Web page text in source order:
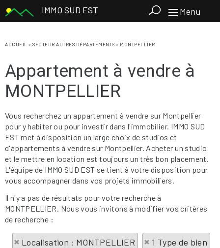
IMMO SUD EST Menu
ACCUEIL > SECTEUR AUTRES DÉPARTEMENTS > MONTPELLIER
Appartement à vendre à
MONTPELLIER
Vous recherchez un appartement à vendre sur Montpellier
pour y habiter ou pour investir dans l'immobilier. IMMO SUD
EST met à disposition un large choix de studios et
d'appartements à vendre sur Montpellier. Acheter un studio
et le mettre en location est toujours un très bon placement.
L'équipe de IMMO SUD EST se tient à votre disposition pour
vous accompagner dans vos projets immobiliers.
Il n'y a pas de résultats pour votre recherche à
MONTPELLIER. Nous vous invitons à modifier vos critères
de recherche :
Localisation : MONTPELLIER 1 Type de bien